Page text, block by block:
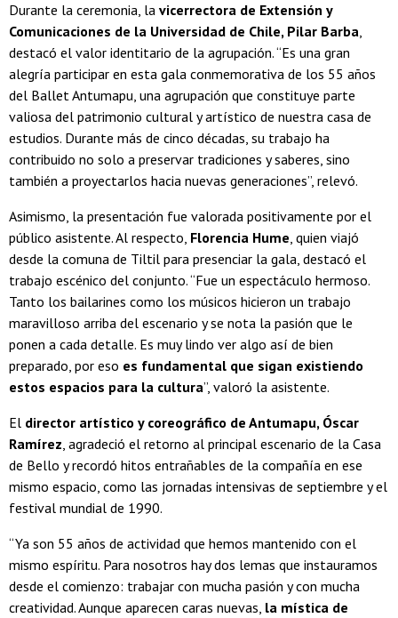
Durante la ceremonia, la vicerrectora de Extensión y
Comunicaciones de la Universidad de Chile, Pilar Barba,
destacó el valor identitario de la agrupación. “Es una gran
alegría participar en esta gala conmemorativa de los 55 años
del Ballet Antumapu, una agrupación que constituye parte
valiosa del patrimonio cultural y artístico de nuestra casa de
estudios. Durante más de cinco décadas, su trabajo ha
contribuido no solo a preservar tradiciones y saberes, sino
también a proyectarlos hacia nuevas generaciones”, relevó.
Asimismo, la presentación fue valorada positivamente por el
público asistente. Al respecto, Florencia Hume, quien viajó
desde la comuna de Tiltil para presenciar la gala, destacó el
trabajo escénico del conjunto. “Fue un espectáculo hermoso.
Tanto los bailarines como los músicos hicieron un trabajo
maravilloso arriba del escenario y se nota la pasión que le
ponen a cada detalle. Es muy lindo ver algo así de bien
preparado, por eso es fundamental que sigan existiendo
estos espacios para la cultura”, valoró la asistente.
El director artístico y coreográfico de Antumapu, Óscar
Ramírez, agradeció el retorno al principal escenario de la Casa
de Bello y recordó hitos entrañables de la compañía en ese
mismo espacio, como las jornadas intensivas de septiembre y el
festival mundial de 1990.
“Ya son 55 años de actividad que hemos mantenido con el
mismo espíritu. Para nosotros hay dos lemas que instauramos
desde el comienzo: trabajar con mucha pasión y con mucha
creatividad. Aunque aparecen caras nuevas, la mística de